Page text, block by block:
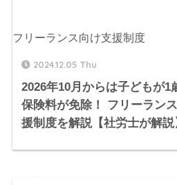
フリーランス向け支援制度
2024.12.05 Thu
2026年10月からは子どもが1
保険料が免除！ フリーラン
援制度を解説【社労士が解説